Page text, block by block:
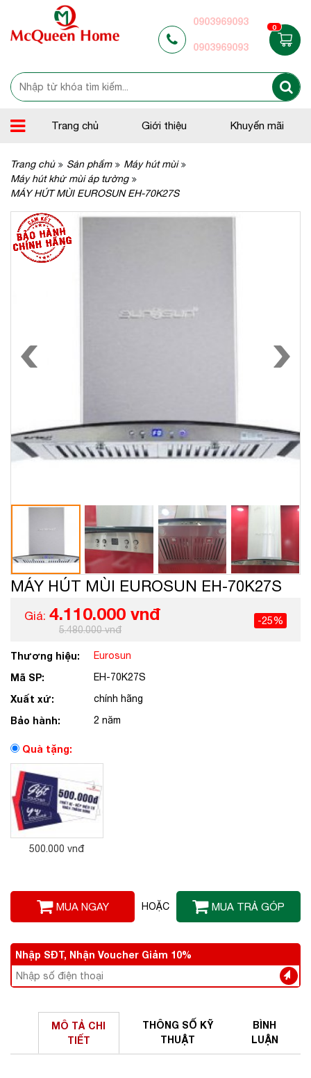
0903969093
0903969093
0
Trang chủ Giới thiệu Khuyến mãi
Trang chủ Sản phẩm
Máy hút mùi
Máy hút khử mùi áp tường
MÁY HÚT MÙI EUROSUN EH-70K27S
MÁY HÚT MÙI EUROSUN EH-70K27S
Giá: 4.110.000 vnđ
5.480.000 vnđ
-25%
Thương hiệu: Eurosun
Mã SP: EH-70K27S
Xuất xứ: chính hãng
Bảo hành: 2 năm
Quà tặng:
500.000 vnđ
MUA NGAY HOẶC MUA TRẢ GÓP
Nhập SĐT, Nhận Voucher Giảm 10%
MÔ TẢ CHI
TIẾT
THÔNG SỐ KỸ
THUẬT
BÌNH
LUẬN